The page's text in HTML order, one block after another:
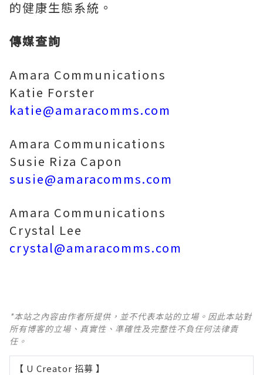
的健康生態系統。
傳媒查詢
Amara Communications
Katie Forster
katie@amaracomms.com
Amara Communications
Susie Riza Capon
susie@amaracomms.com
Amara Communications
Crystal Lee
crystal@amaracomms.com
*本站之內容由作者所提供，並不代表本站的立場。因此本站對
所有博客的立場、真實性、準確性及完整性不負任何法律責
任。
【 U Creator 招募 】